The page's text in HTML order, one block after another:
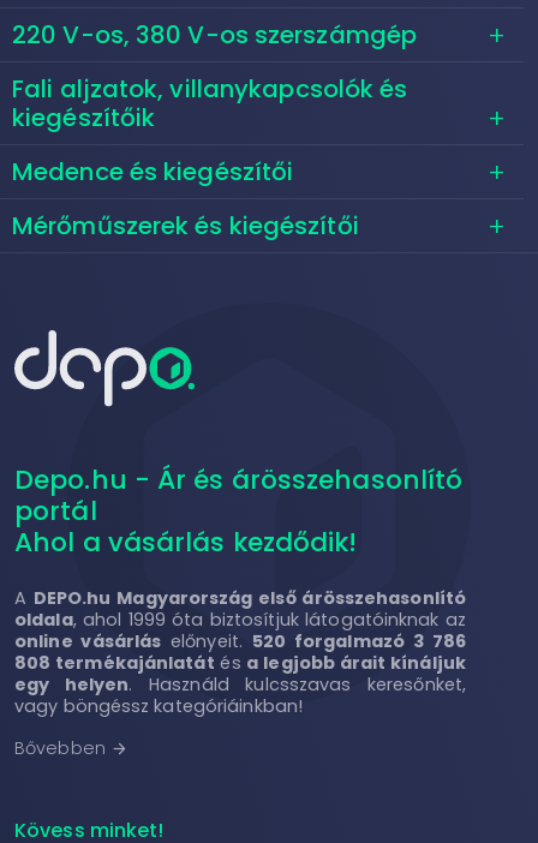
220 V-os, 380 V-os szerszámgép
Fali aljzatok, villanykapcsolók és
kiegészítőik
Medence és kiegészítői
Mérőműszerek és kiegészítői
Depo.hu - Ár és árösszehasonlító
portál
Ahol a vásárlás kezdődik!
A DEPO.hu Magyarország első árösszehasonlító
oldala, ahol 1999 óta biztosítjuk látogatóinknak az
online vásárlás előnyeit. 520 forgalmazó 3 786
808 termékajánlatát és a legjobb árait kínáljuk
egy helyen. Használd kulcsszavas keresőnket,
vagy böngéssz kategóriáinkban!
Bővebben arrow_forward
Kövess minket!